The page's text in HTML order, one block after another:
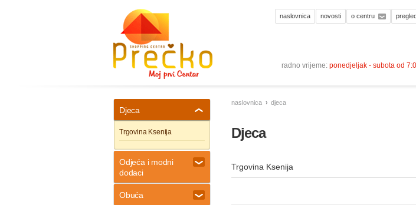
naslovnica novosti o centru
radno vrijeme: ponedjeljak - subota od
naslovnica djeca
Djeca
Trgovina Ksenija
Djeca
Trgovina Ksenija
Odjeća i modni
dodaci
Obuća